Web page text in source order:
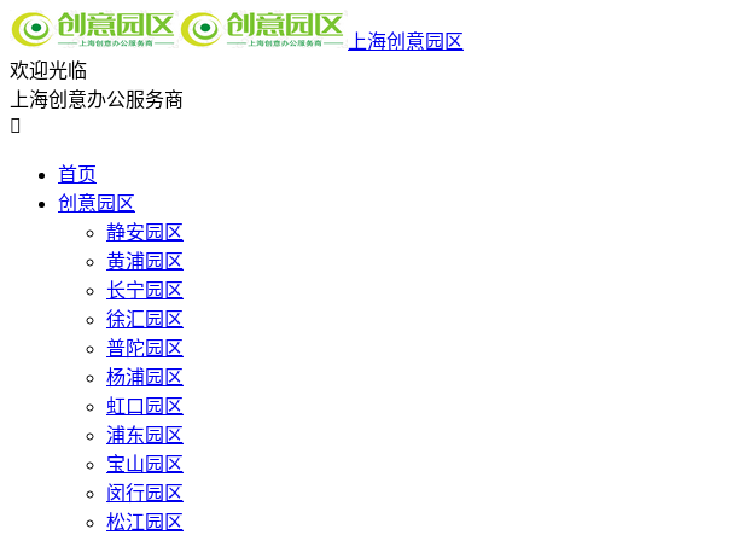
上海创意园区
欢迎光临
上海创意办公服务商

首页
创意园区
静安园区
黄浦园区
长宁园区
徐汇园区
普陀园区
杨浦园区
虹口园区
浦东园区
宝山园区
闵行园区
松江园区